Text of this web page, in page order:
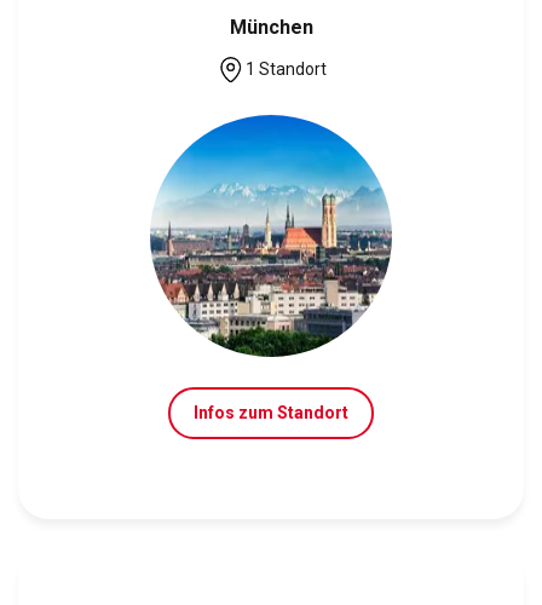
München
1 Standort
Infos zum Standort